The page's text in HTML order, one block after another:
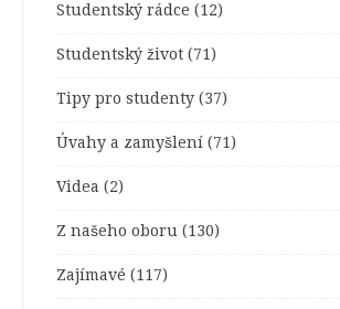
Studentský rádce (12)
Studentský život (71)
Tipy pro studenty (37)
Úvahy a zamyšlení (71)
Videa (2)
Z našeho oboru (130)
Zajímavé (117)